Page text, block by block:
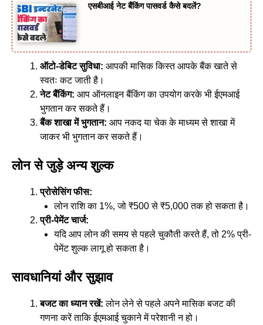
एसबीआई नेट बैंकिंग पासवर्ड कैसे बदलें?
ऑटो-डेबिट सुविधा: आपकी मासिक किस्त आपके बैंक खाते से
स्वतः कट जाती है।
नेट बैंकिंग: आप ऑनलाइन बैंकिंग का उपयोग करके भी ईएमआई
भुगतान कर सकते हैं।
बैंक शाखा में भुगतान: आप नकद या चेक के माध्यम से शाखा में
जाकर भी भुगतान कर सकते हैं।
लोन से जुड़े अन्य शुल्क
प्रोसेसिंग फीस:
लोन राशि का 1%, जो ₹500 से ₹5,000 तक हो सकता है।
प्री-पेमेंट चार्ज:
यदि आप लोन की समय से पहले चुकौती करते हैं, तो 2% प्री-
पेमेंट शुल्क लागू हो सकता है।
सावधानियां और सुझाव
बजट का ध्यान रखें: लोन लेने से पहले अपने मासिक बजट की
गणना करें ताकि ईएमआई चुकाने में परेशानी न हो।